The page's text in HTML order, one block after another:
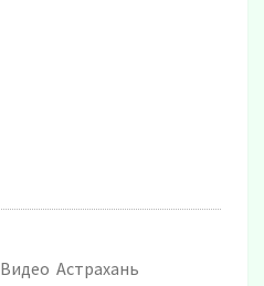
Видео Астрахань